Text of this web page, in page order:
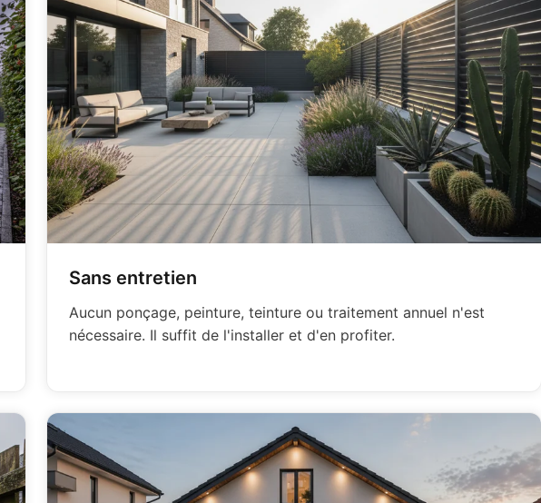
Sans entretien
Aucun ponçage, peinture, teinture ou traitement annuel n'est
nécessaire. Il suffit de l'installer et d'en profiter.